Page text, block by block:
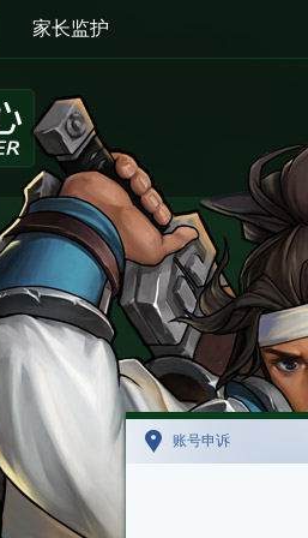
家长监护
账号申诉